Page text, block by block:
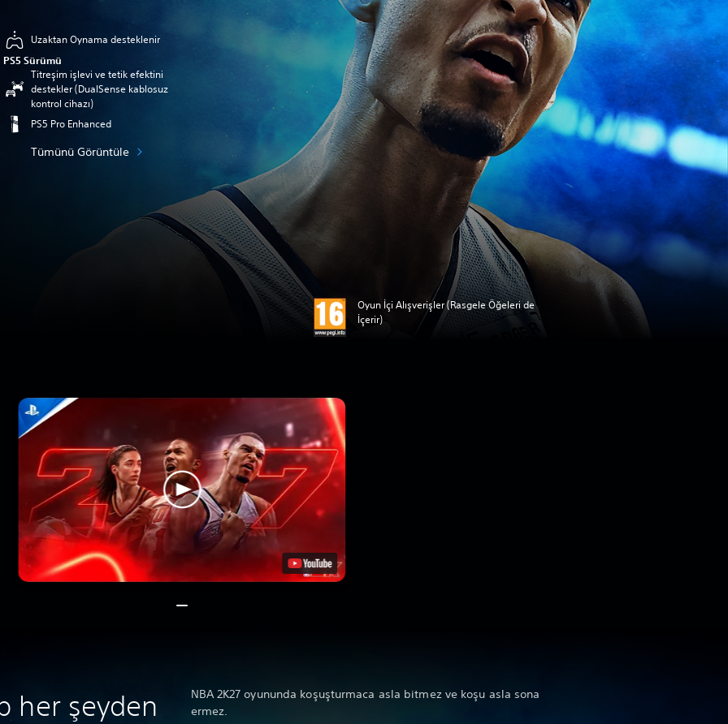
Uzaktan Oynama desteklenir
PS5 Sürümü
Titreşim işlevi ve tetik efektini
destekler (DualSense kablosuz
kontrol cihazı)
PS5 Pro Enhanced
Tümünü Görüntüle
Oyun İçi Alışverişler (Rasgele Öğeleri de
İçerir)
her şeyden
NBA 2K27 oyununda koşuşturmaca asla bitmez ve koşu asla sona
ermez.